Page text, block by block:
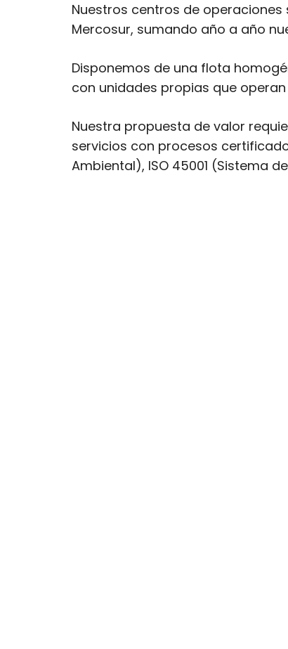
Nuestros centros de
Mercosur, sumando año a año
Disponemos de una flota
con unidades propias que
Nuestra propuesta de valor
servicios con procesos
Ambiental), ISO 45001 (Sistema